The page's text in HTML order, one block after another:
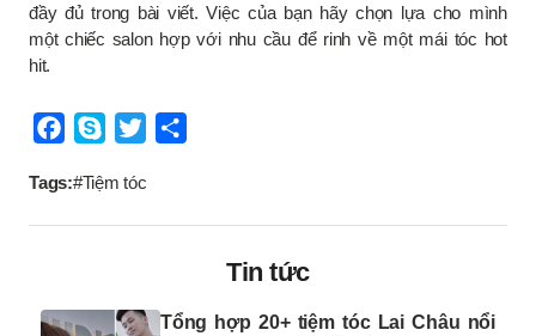
đầy đủ trong bài viết. Việc của bạn hãy chọn lựa cho mình
một chiếc salon hợp với nhu cầu để rinh về một mái tóc hot
hit.
Tags:#Tiệm tóc
Tin tức
Tổng hợp 20+ tiệm tóc Lai Châu nổi